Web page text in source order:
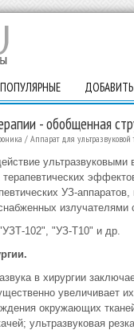
ПОПУЛЯРНЫЕ ДОБАВИТЬ
- обобщенная
/ Аппарат для
УЗ-
102", "УЗ-Т10" и др.
в хирургии
увеличивает
окружающих
ультразвуковая